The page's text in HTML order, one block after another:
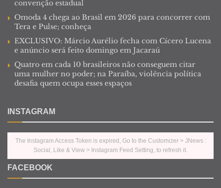
convenção estadual
Omoda 4 chega ao Brasil em 2026 para concorrer com
Tera e Pulse; conheça
EXCLUSIVO: Márcio Aurélio fecha com Cícero Lucena
e anúncio será feito domingo em Jacaraú
Quatro em cada 10 brasileiros não conseguem citar
uma mulher no poder; na Paraíba, violência política
desafia quem ocupa esses espaços
INSTAGRAM
The Instagram Access Token is expired, Go to the Customizer > JNews :
Social, Like & View > Instagram Feed Setting, to refresh it.
FACEBOOK